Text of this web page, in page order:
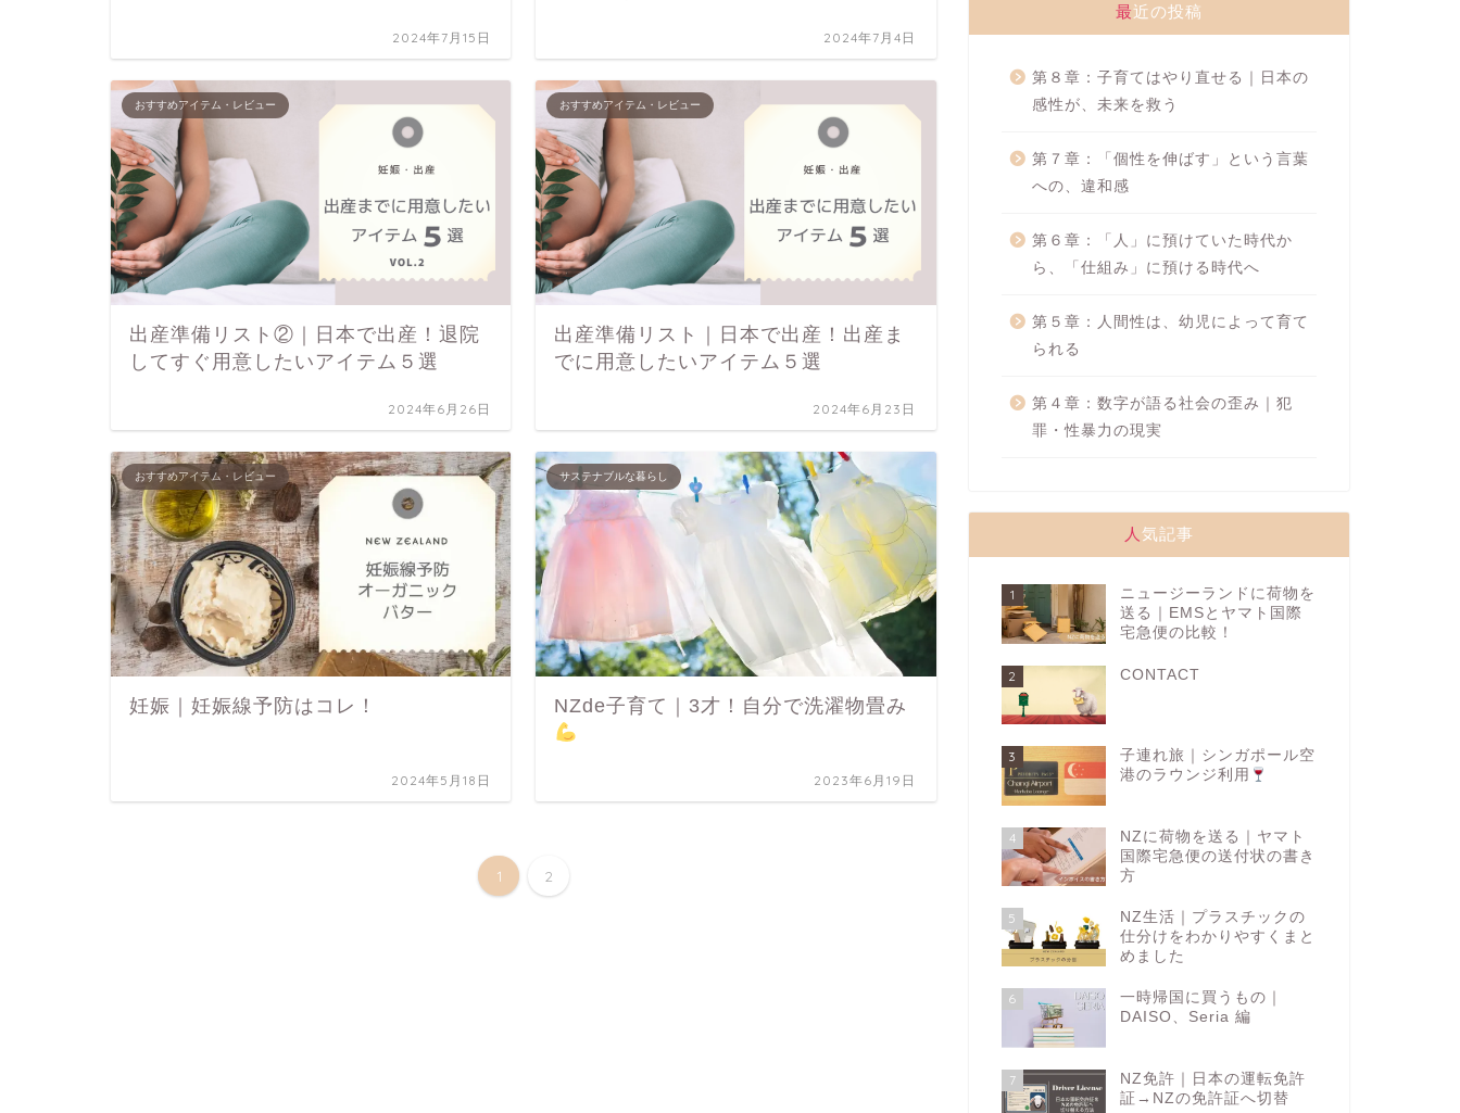
2024年7月15日 2024年7月4日
おすすめアイテム・レビュー
出産準備リスト②｜日本で出産！退院
してすぐ用意したいアイテム５選
2024年6月26日
おすすめアイテム・レビュー
出産準備リスト｜日本で出産！出産ま
でに用意したいアイテム５選
2024年6月23日
おすすめアイテム・レビュー
妊娠｜妊娠線予防はコレ！
2024年5月18日
サステナブルな暮らし
NZde子育て｜3才！自分で洗濯物畳み
2023年6月19日
1 2
最近の投稿
第８章：子育てはやり直せる｜日本の
感性が、未来を救う
第７章：「個性を伸ばす」という言葉
への、違和感
第６章：「人」に預けていた時代か
ら、「仕組み」に預ける時代へ
第５章：人間性は、幼児によって育て
られる
第４章：数字が語る社会の歪み｜犯
罪・性暴力の現実
人気記事
1
ニュージーランドに荷物を
送る｜EMSとヤマト国際
宅急便の比較！
2 CONTACT
3
子連れ旅｜シンガポール空
港のラウンジ利用
4
NZに荷物を送る｜ヤマト
国際宅急便の送付状の書き
方
5
NZ生活｜プラスチックの
仕分けをわかりやすくまと
めました
6
一時帰国に買うもの｜
DAISO、Seria 編
7
NZ免許｜日本の運転免許
証→NZの免許証へ切替